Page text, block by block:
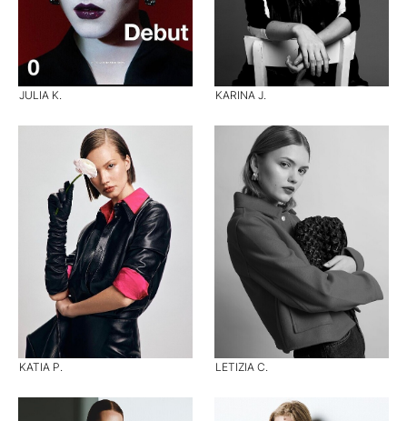
JULIA K. KARINA J.
KATIA P. LETIZIA C.